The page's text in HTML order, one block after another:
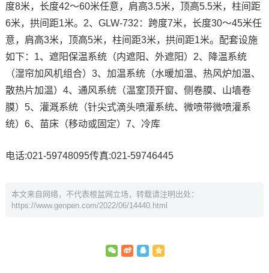
度8米，长度42～60米任意，肩高3.5米，顶高5.5米，柱间距
6米，拱间距1米。2、GLW-732：跨度7米，长度30～45米任
意，肩高3米，顶高5米，柱间距3米，拱间距1米。配套设施
如下：1、遮阳保温系统（内遮阳、外遮阳）2、降温系统
（湿帘加风机组合）3、加温系统（水暖加温、热风炉加温、
散热片加温）4、通风系统（温室顶开窗、侧卷膜、山墙卷
膜）5、灌溉系统（针尖式滴头喷灌系统、微喷带微喷灌系
统）6、苗床（移动或固定）7、冷库
电话:021-59748095传真:021-59746445
本文来自网络，不代表根盆网立场，转载请注明出处：
https://www.genpen.com/2022/06/14440.html